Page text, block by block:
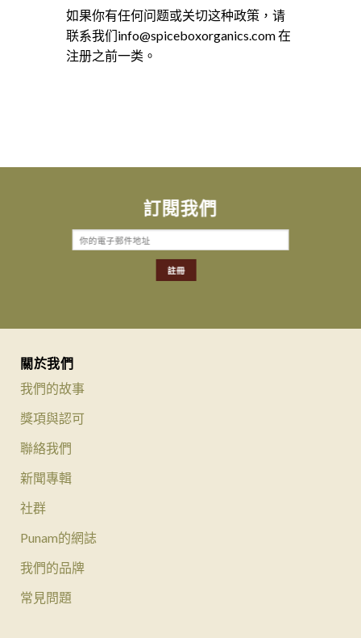
如果你有任何问题或关切这种政策，请
联系我们info@spiceboxorganics.com 在
注册之前一类。
訂閱我們
關於我們
我們的故事
獎項與認可
聯絡我們
新聞專輯
社群
Punam的網誌
我們的品牌
常見問題